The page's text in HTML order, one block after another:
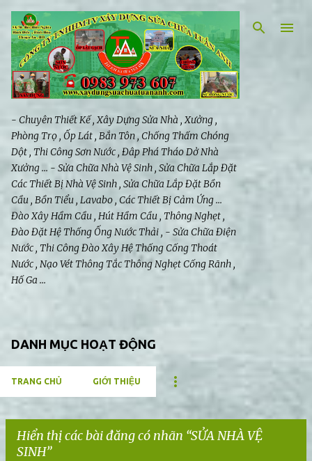
Chuyển đến nội dung chính
- Chuyên Thiết Kế , Xây Dựng Sửa Nhà , Xưởng ,
Phòng Trọ , Ốp Lát , Bắn Tôn , Chống Thấm Chóng
Dột , Thi Công Sơn Nước , Đâp Phá Tháo Dở Nhà
Xưởng ... - Sửa Chữa Nhà Vệ Sinh , Sửa Chữa Lắp Đặt
Các Thiết Bị Nhà Vệ Sinh , Sửa Chữa Lắp Đặt Bồn
Cầu , Bồn Tiểu , Lavabo , Các Thiết Bị Cảm Ứng ...
Đào Xây Hầm Cầu , Hút Hầm Cầu , Thông Nghẹt ,
Đào Đặt Hệ Thống Ống Nước Thải , - Sửa Chữa Điện
Nước , Thi Công Đào Xây Hệ Thống Cống Thoát
Nước , Nạo Vét Thông Tắc Thông Nghẹt Cống Rãnh ,
Hố Ga ...
DANH MỤC HOẠT ĐỘNG
TRANG CHỦ GIỚI THIỆU
Hiển thị các bài đăng có nhãn SỬA NHÀ VỆ
SINH